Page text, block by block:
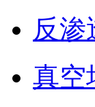
反渗
真空